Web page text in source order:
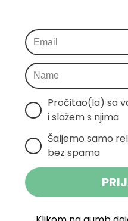
Pročitao(la) sa
i slažem s njima
Šaljemo samo
bez spama